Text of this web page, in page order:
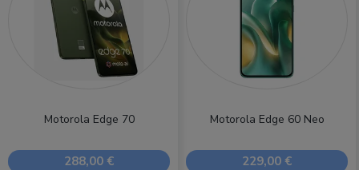
Motorola Edge 70
288,00 €
Motorola Edge 60 Neo
229,00 €